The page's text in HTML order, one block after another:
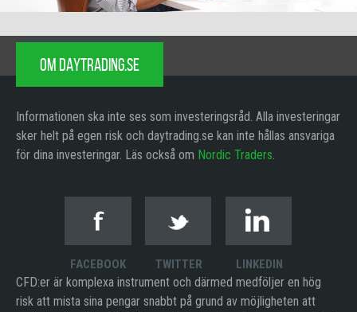
OM DAYTRADING.SE
Informationen ska inte ses som investeringsråd. Alla investeringar
sker helt på egen risk och daytrading.se kan inte hållas ansvariga
för dina investeringar. Läs också om Nordic Traders.
FACEBOOK TWITTER LINKEDIN
CFD:er är komplexa instrument och därmed medföljer en hög
risk att mista sina pengar snabbt på grund av möjligheten att